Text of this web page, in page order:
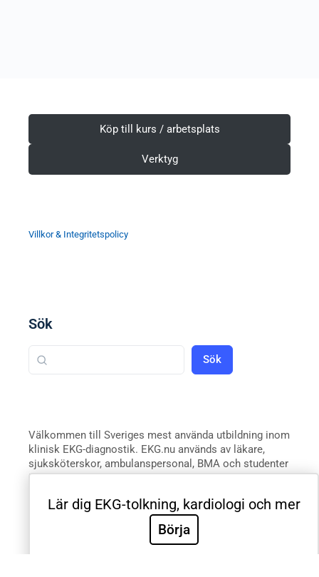
Köp till kurs / arbetsplats
Verktyg
Villkor & Integritetspolicy
Sök
Sök
Välkommen till Sveriges mest använda utbildning inom
klinisk EKG-diagnostik. EKG.nu används av läkare,
sjuksköterskor, ambulanspersonal, BMA och studenter
inom respektive yrke. Samtliga medicinska universitet
utbildning. Utbildningen är utformad systematiskt med
videoföreläsningar, e-böcker, tester och intyg för att
validera de kliniska färdigheterna. Innehållet är
utformat efter riktlinjer från European Society for
Lär dig EKG-tolkning, kardiologi och mer
Börja